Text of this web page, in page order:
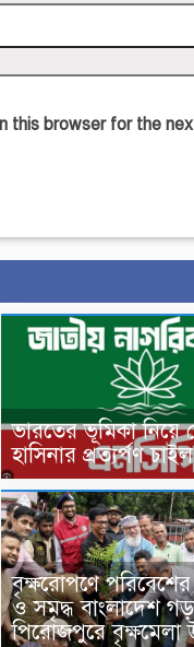
this browser for the
ভারতের ভূমিকা নিয়ে
হাসিনার প্রত্যর্পণ
বৃক্ষরোপণে পরিবেশের
ও সমৃদ্ধ বাংলাদেশ
পিরোজপুরে বৃক্ষমেলা